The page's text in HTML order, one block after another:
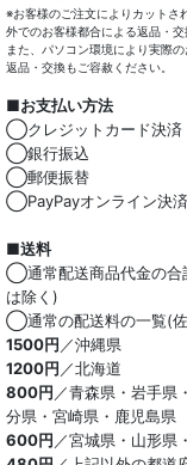
マスク
小物類
綿100％
麻混
ストレッチ
オーガニック
和紙混生地
ポリエステル混
テンセル混
※お客様のご注文によりカットさ
外でのお客様都合による返品・
また、パソコン環境により実際
返品・交換もご容赦ください。
■お支払い方法
◯クレジットカード決済
◯銀行振込
◯郵便振替
◯PayPayオンライン決済
■送料
◯通常配送商品代金の合
は除く)
◯通常の配送料の一覧(
1500円／沖縄県
1200円／北海道
800円／青森県・岩手県
分県・宮崎県・鹿児島県
600円／宮城県・山形県